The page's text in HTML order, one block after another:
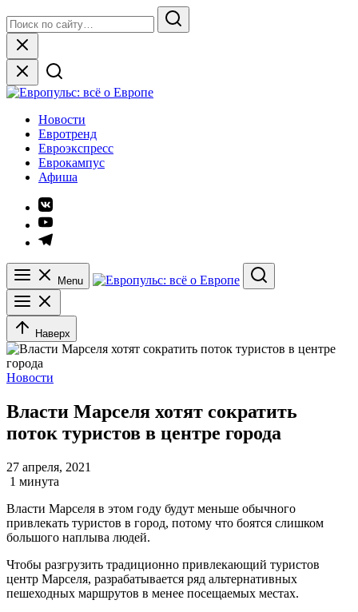
to
content
for:
Search
Close
Европульс: всё о Европе
Новости
Евротренд
Евроэкспресс
Еврокампус
Афиша
Элемент
меню
Элемент
меню
Элемент
Menu
Search
Наверх
Новости
Власти Марселя хотят сократить
поток туристов в центре города
27 апреля, 2021
1 минута
Власти Марселя в этом году будут меньше обычного
привлекать туристов в город, потому что боятся слишком
большого наплыва людей.
Чтобы разгрузить традиционно привлекающий туристов
центр Марселя, разрабатывается ряд альтернативных
пешеходных маршрутов в менее посещаемых местах.